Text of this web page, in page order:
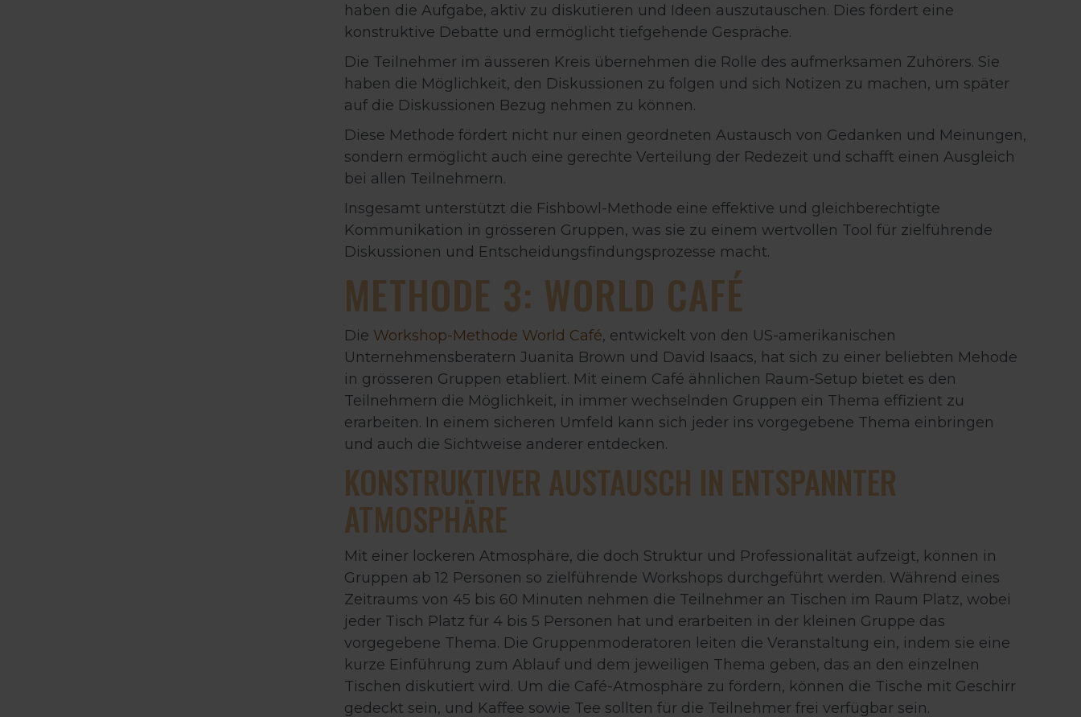
haben die Aufgabe, aktiv zu diskutieren und Ideen auszutauschen. Dies fördert eine
konstruktive Debatte und ermöglicht tiefgehende Gespräche.
Die Teilnehmer im äusseren Kreis übernehmen die Rolle des aufmerksamen Zuhörers. Sie
haben die Möglichkeit, den Diskussionen zu folgen und sich Notizen zu machen, um später
auf die Diskussionen Bezug nehmen zu können.
Diese Methode fördert nicht nur einen geordneten Austausch von Gedanken und Meinungen,
sondern ermöglicht auch eine gerechte Verteilung der Redezeit und schafft einen Ausgleich
bei allen Teilnehmern.
Insgesamt unterstützt die Fishbowl-Methode eine effektive und gleichberechtigte
Kommunikation in grösseren Gruppen, was sie zu einem wertvollen Tool für zielführende
Diskussionen und Entscheidungsfindungsprozesse macht.
METHODE 3: WORLD CAFÉ
Die Workshop-Methode World Café, entwickelt von den US-amerikanischen
Unternehmensberatern Juanita Brown und David Isaacs, hat sich zu einer beliebten Mehode
in grösseren Gruppen etabliert. Mit einem Café ähnlichen Raum-Setup bietet es den
Teilnehmern die Möglichkeit, in immer wechselnden Gruppen ein Thema effizient zu
erarbeiten. In einem sicheren Umfeld kann sich jeder ins vorgegebene Thema einbringen
und auch die Sichtweise anderer entdecken.
KONSTRUKTIVER AUSTAUSCH IN ENTSPANNTER
ATMOSPHÄRE
Mit einer lockeren Atmosphäre, die doch Struktur und Professionalität aufzeigt, können in
Gruppen ab 12 Personen so zielführende Workshops durchgeführt werden. Während eines
Zeitraums von 45 bis 60 Minuten nehmen die Teilnehmer an Tischen im Raum Platz, wobei
jeder Tisch Platz für 4 bis 5 Personen hat und erarbeiten in der kleinen Gruppe das
vorgegebene Thema. Die Gruppenmoderatoren leiten die Veranstaltung ein, indem sie eine
kurze Einführung zum Ablauf und dem jeweiligen Thema geben, das an den einzelnen
Tischen diskutiert wird. Um die Café-Atmosphäre zu fördern, können die Tische mit Geschirr
gedeckt sein, und Kaffee sowie Tee sollten für die Teilnehmer frei verfügbar sein.